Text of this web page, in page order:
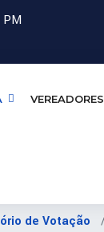
PM
VEREADORES
de Votação